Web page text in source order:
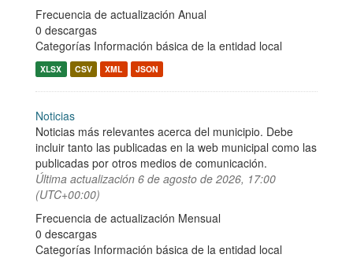
Frecuencia de actualización Anual
0 descargas
Categorías Información básica de la entidad local
XLSX CSV XML JSON
Noticias
Noticias más relevantes acerca del municipio. Debe
incluir tanto las publicadas en la web municipal como las
publicadas por otros medios de comunicación.
Última actualización 6 de agosto de 2026, 17:00
(UTC+00:00)
Frecuencia de actualización Mensual
0 descargas
Categorías Información básica de la entidad local